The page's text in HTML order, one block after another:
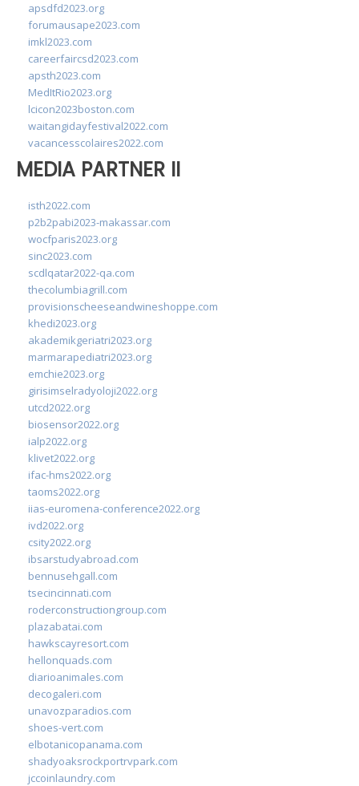
apsdfd2023.org
forumausape2023.com
imkl2023.com
careerfaircsd2023.com
apsth2023.com
MedItRio2023.org
lcicon2023boston.com
waitangidayfestival2022.com
vacancesscolaires2022.com
MEDIA PARTNER II
isth2022.com
p2b2pabi2023-makassar.com
wocfparis2023.org
sinc2023.com
scdlqatar2022-qa.com
thecolumbiagrill.com
provisionscheeseandwineshoppe.com
khedi2023.org
akademikgeriatri2023.org
marmarapediatri2023.org
emchie2023.org
girisimselradyoloji2022.org
utcd2022.org
biosensor2022.org
ialp2022.org
klivet2022.org
ifac-hms2022.org
taoms2022.org
iias-euromena-conference2022.org
ivd2022.org
csity2022.org
ibsarstudyabroad.com
bennusehgall.com
tsecincinnati.com
roderconstructiongroup.com
plazabatai.com
hawkscayresort.com
hellonquads.com
diarioanimales.com
decogaleri.com
unavozparadios.com
shoes-vert.com
elbotanicopanama.com
shadyoaksrockportrvpark.com
jccoinlaundry.com